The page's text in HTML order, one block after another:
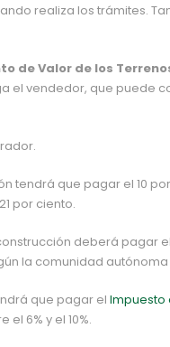
realiza los trámites.
de Valor de los
el vendedor, que puede
tendrá que pagar el 10
por ciento.
deberá pagar el
la comunidad autónoma
que pagar el Impuesto
6% y el 10%.